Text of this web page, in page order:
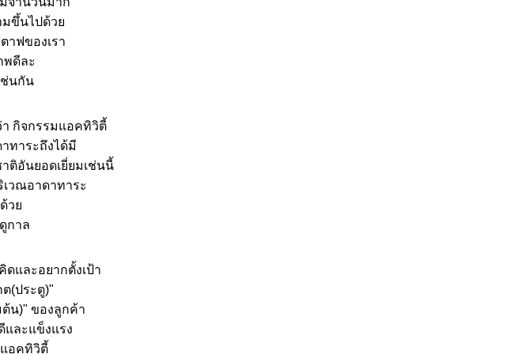
มขึ้นไปด้วย
าฟของเรา
พดีละ
ช่นกัน
า กิจกรรมแอคทิวิตี้
าทาระถึงได้มี
ติอันยอดเยี่ยมเช่นนี้
เวณอาดาทาระ
วย
กาล
ดและอยากตั้งเป้า
ต(ประตู)"
ต้น)" ของลูกค้า
ละแข็งแรง
อคทิวิตี้